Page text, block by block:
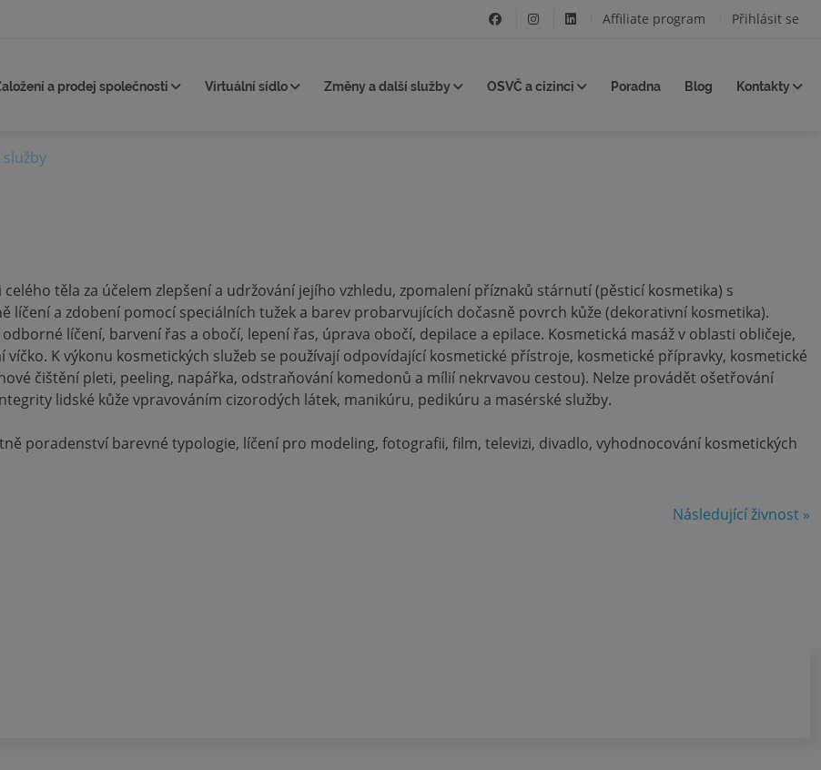
Affiliate program Přihlásit se
a prodej společnosti Virtuální sídlo Změny a další služby OSVČ a cizinci Poradna Blog Kontakty
těla za účelem zlepšení a udržování jejího vzhledu, zpomalení příznaků stárnutí (pěsticí kosmetika) s
líčení a zdobení pomocí speciálních tužek a barev probarvujících dočasně povrch kůže (dekorativní kosmetika).
líčení, barvení řas a obočí, lepení řas, úprava obočí, depilace a epilace. Kosmetická masáž v oblasti obličeje,
K výkonu kosmetických služeb se používají odpovídající kosmetické přístroje, kosmetické přípravky, kosmetické
čištění pleti, peeling, napářka, odstraňování komedonů a mílií nekrvavou cestou). Nelze provádět ošetřování
lidské kůže vpravováním cizorodých látek, manikúru, pedikúru a masérské služby.
poradenství barevné typologie, líčení pro modeling, fotografii, film, televizi, divadlo, vyhodnocování kosmetických
Následující živnost »